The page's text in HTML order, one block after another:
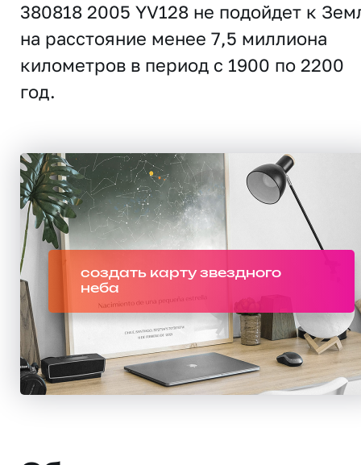
380818 2005 YV128 не подойдет к
на расстояние менее 7,5 миллиона
километров в период с 1900 по 2200
год.
создать карту звездного
неба